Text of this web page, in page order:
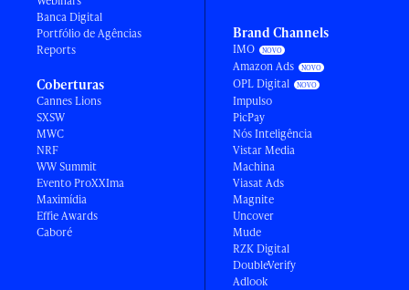
Banca Digital
Portfólio de Agências
Reports
Coberturas
Cannes Lions
SXSW
MWC
NRF
WW Summit
Evento ProXXIma
Maximídia
Effie Awards
Caboré
Brand Channels
IMO
Amazon Ads
OPL Digital
Impulso
PicPay
Nós Inteligência
Vistar Media
Machina
Viasat Ads
Magnite
Uncover
Mude
RZK Digital
DoubleVerify
Adlook